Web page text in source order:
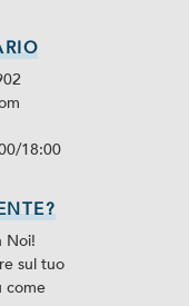
18:00
Noi!
sul tuo
come